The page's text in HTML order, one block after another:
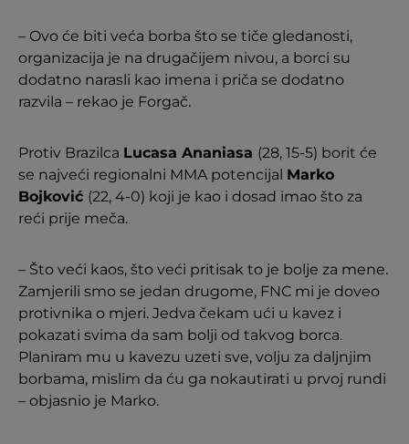
– Ovo će biti veća borba što se tiče gledanosti,
organizacija je na drugačijem nivou, a borci su
dodatno narasli kao imena i priča se dodatno
razvila – rekao je Forgač.
Protiv Brazilca Lucasa Ananiasa (28, 15-5) borit će
se najveći regionalni MMA potencijal Marko
Bojković (22, 4-0) koji je kao i dosad imao što za
reći prije meča.
– Što veći kaos, što veći pritisak to je bolje za mene.
Zamjerili smo se jedan drugome, FNC mi je doveo
protivnika o mjeri. Jedva čekam ući u kavez i
pokazati svima da sam bolji od takvog borca.
Planiram mu u kavezu uzeti sve, volju za daljnjim
borbama, mislim da ću ga nokautirati u prvoj rundi
– objasnio je Marko.